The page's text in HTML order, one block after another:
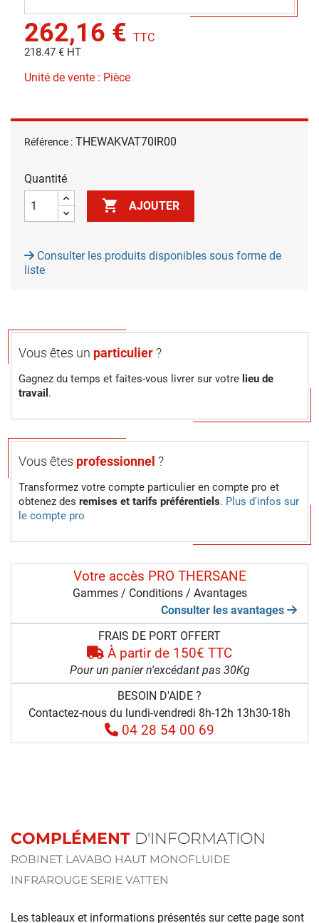
262,16 € TTC
218.47 € HT
Unité de vente : Pièce
Référence : THEWAKVAT70IR00
Quantité
 AJOUTER
Consulter les produits disponibles sous forme de
liste
Vous êtes un particulier?
Gagnez du temps et faites-vous livrer sur votre lieu de
travail .
Vous êtes professionnel ?
Transformez votre compte particulier en compte pro et
obtenez des remises et tarifs préférentiels. Plus d'infos sur
le compte pro
Votre accès PRO THERSANE
Gammes / Conditions / Avantages
Consulter les avantages
FRAIS DE PORT OFFERT
À partir de 150€ TTC
Pour un panier n'excédant pas 30Kg
BESOIN D'AIDE ?
Contactez-nous du lundi-vendredi 8h-12h 13h30-18h
04 28 54 00 69
COMPLÉMENT D'INFORMATION
ROBINET LAVABO HAUT MONOFLUIDE
INFRAROUGE SERIE VATTEN
Les tableaux et informations présentés sur cette page sont